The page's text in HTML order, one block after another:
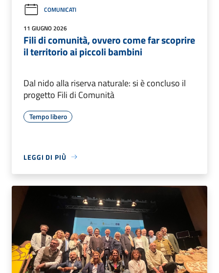
COMUNICATI
11 GIUGNO 2026
Fili di comunità, ovvero come far scoprire
il territorio ai piccoli bambini
Dal nido alla riserva naturale: si è concluso il
progetto Fili di Comunità
Tempo libero
LEGGI DI PIÙ